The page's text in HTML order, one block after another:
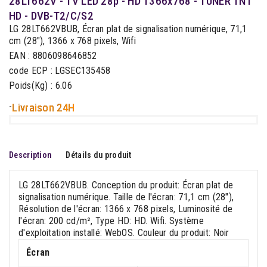
HD - DVB-T2/C/S2
LG 28LT662VBUB, Écran plat de signalisation numérique, 71,1
cm (28"), 1366 x 768 pixels, Wifi
EAN : 8806098646852
code ECP : LGSEC135458
Poids(Kg) : 6.06
-Livraison 24H
Description Détails du produit
LG 28LT662VBUB. Conception du produit: Écran plat de
signalisation numérique. Taille de l'écran: 71,1 cm (28"),
Résolution de l'écran: 1366 x 768 pixels, Luminosité de
l'écran: 200 cd/m², Type HD: HD. Wifi. Système
d'exploitation installé: WebOS. Couleur du produit: Noir
Écran